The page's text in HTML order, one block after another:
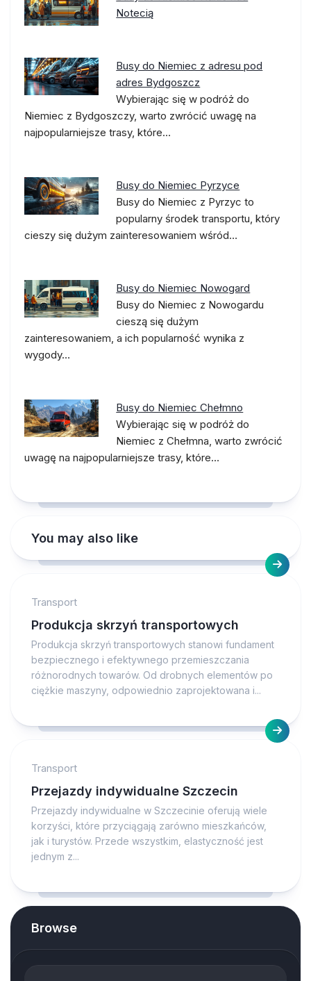
Notecią
Busy do Niemiec z adresu pod
adres Bydgoszcz
Wybierając się w podróż do
Niemiec z Bydgoszczy, warto zwrócić uwagę na
najpopularniejsze trasy, które…
Busy do Niemiec Pyrzyce
Busy do Niemiec z Pyrzyc to
popularny środek transportu, który
cieszy się dużym zainteresowaniem wśród…
Busy do Niemiec Nowogard
Busy do Niemiec z Nowogardu
cieszą się dużym
zainteresowaniem, a ich popularność wynika z
wygody…
Busy do Niemiec Chełmno
Wybierając się w podróż do
Niemiec z Chełmna, warto zwrócić
uwagę na najpopularniejsze trasy, które…
You may also like
Transport
Produkcja skrzyń transportowych
Produkcja skrzyń transportowych stanowi fundament
bezpiecznego i efektywnego przemieszczania
różnorodnych towarów. Od drobnych elementów po
ciężkie maszyny, odpowiednio zaprojektowana i...
Transport
Przejazdy indywidualne Szczecin
Przejazdy indywidualne w Szczecinie oferują wiele
korzyści, które przyciągają zarówno mieszkańców,
jak i turystów. Przede wszystkim, elastyczność jest
jednym z...
Browse